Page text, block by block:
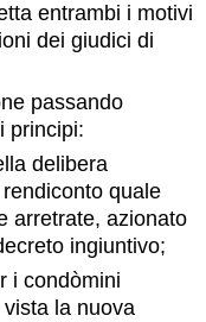
entrambi i motivi
dei giudici di
passando
principi:
delibera
quale
arretrate, azionato
ingiuntivo;
i condòmini
la nuova